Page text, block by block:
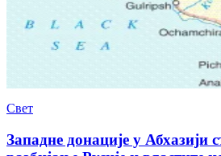
Свет
Западне донације у Абхазији